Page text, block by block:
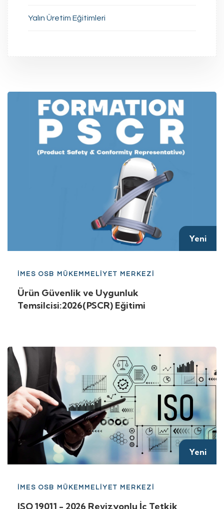
Yalın Üretim Eğitimleri
Yeni
İMES OSB MÜKEMMELİYET MERKEZİ
Ürün Güvenlik ve Uygunluk
Temsilcisi:2026(PSCR) Eğitimi
Yeni
İMES OSB MÜKEMMELİYET MERKEZİ
ISO 19011 - 2026 Revizyonlu İç Tetkik